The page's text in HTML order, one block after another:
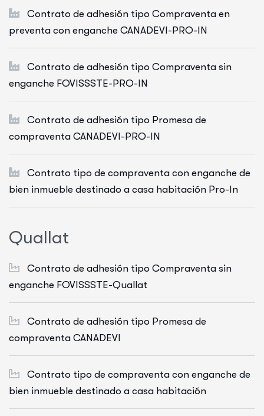
Contrato de adhesión tipo Compraventa en
preventa con enganche CANADEVI-PRO-IN
Contrato de adhesión tipo Compraventa sin
enganche FOVISSSTE-PRO-IN
Contrato de adhesión tipo Promesa de
compraventa CANADEVI-PRO-IN
Contrato tipo de compraventa con enganche de
bien inmueble destinado a casa habitación Pro-In
Quallat
Contrato de adhesión tipo Compraventa sin
enganche FOVISSSTE-Quallat
Contrato de adhesión tipo Promesa de
compraventa CANADEVI
Contrato tipo de compraventa con enganche de
bien inmueble destinado a casa habitación